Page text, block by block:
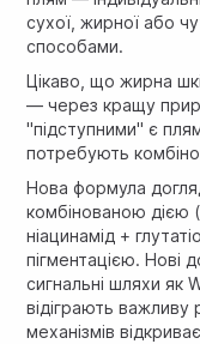
сухої, жирної або
способами.
Цікаво, що жирна
— через кращу
"підступними" є
потребують
Нова формула
комбінованою дією
ніацинамід +
пігментацією.Нові
сигнальні шляхи як
відіграють важливу
механізмів